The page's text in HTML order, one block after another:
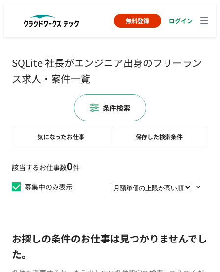
無料登録 ログイン
SQLite 社長がエンジニア出身のフリーラン
ス求人・案件一覧
該当するお仕事数0件
募集中のみ表示
お探しの条件のお仕事は見つかりませんでし
た。
気になったお仕事 保存した検索条件
条件検索